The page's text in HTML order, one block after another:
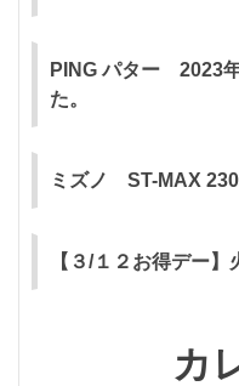
PING パター 2023
た。
ミズノ ST-MAX 230
【３/１２お得デー
カ